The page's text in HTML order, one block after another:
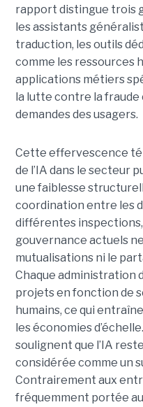
rapport distingue trois
les assistants
traduction, les outils
comme les ressources
applications métiers
la lutte contre la
demandes des usagers.
Cette effervescence
de l’IA dans le secteur
une faiblesse
coordination entre les
différentes inspections,
gouvernance actuels
mutualisations ni le
Chaque administration
projets en fonction de
humains, ce qui
les économies
soulignent que l’IA
considérée comme un
Contrairement aux
fréquemment portée